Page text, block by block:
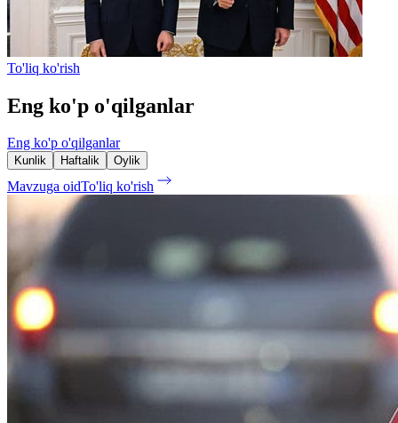
To'liq ko'rish
Eng ko'p o'qilganlar
Eng ko'p o'qilganlar
Kunlik Haftalik Oylik
Mavzuga oidTo'liq ko'rish